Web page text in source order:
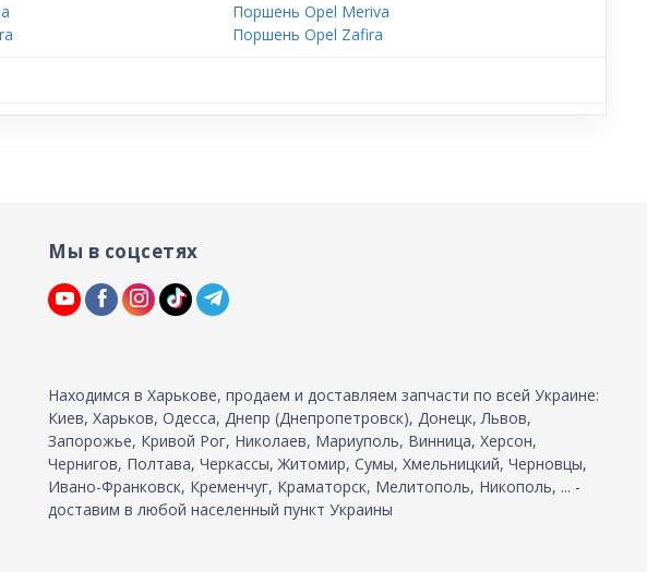
Поршень Opel Meriva
Поршень Opel Zafira
Мы в соцсетях
Находимся в Харькове, продаем и доставляем запчасти по всей Украине:
Киев, Харьков, Одесса, Днепр (Днепропетровск), Донецк, Львов,
Запорожье, Кривой Рог, Николаев, Мариуполь, Винница, Херсон,
Чернигов, Полтава, Черкассы, Житомир, Сумы, Хмельницкий, Черновцы,
Ивано-Франковск, Кременчуг, Краматорск, Мелитополь, Никополь, ... -
доставим в любой населенный пункт Украины